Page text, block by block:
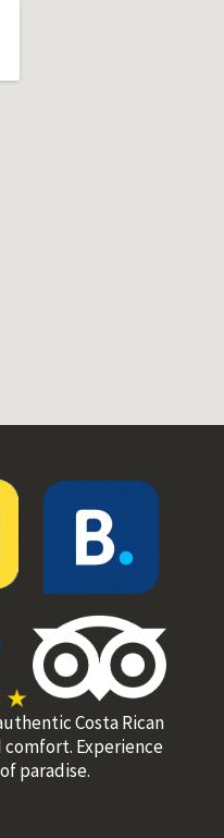
Costa Rican
Experience
paradise.